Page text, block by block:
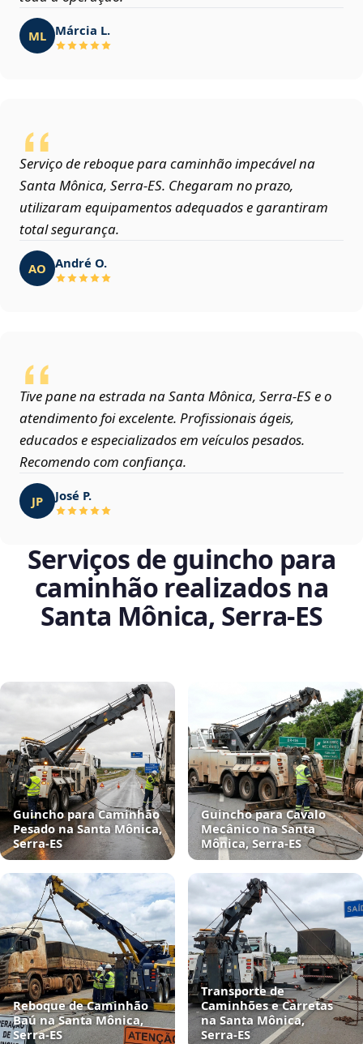
ML Márcia L.
Serviço de reboque para caminhão impecável na
Santa Mônica, Serra‑ES. Chegaram no prazo,
utilizaram equipamentos adequados e garantiram
total segurança.
AO André O.
Tive pane na estrada na Santa Mônica, Serra‑ES e o
atendimento foi excelente. Profissionais ágeis,
educados e especializados em veículos pesados.
Recomendo com confiança.
JP José P.
Serviços de guincho para
caminhão realizados na
Santa Mônica, Serra‑ES
Guincho para Caminhão
Pesado na Santa Mônica,
Serra‑ES
Guincho para Cavalo
Mecânico na Santa
Mônica, Serra‑ES
Reboque de Caminhão
Baú na Santa Mônica,
Serra‑ES
Transporte de
Caminhões e Carretas
na Santa Mônica,
Serra‑ES